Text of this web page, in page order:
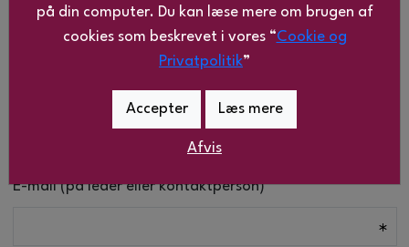
GLN
Leder/Kontaktperson
E-mail (på leder eller kontaktperson)
på din computer. Du kan læse mere om brugen af
cookies som beskrevet i vores “Cookie og
Privatpolitik”
Accepter Læs mere
Afvis